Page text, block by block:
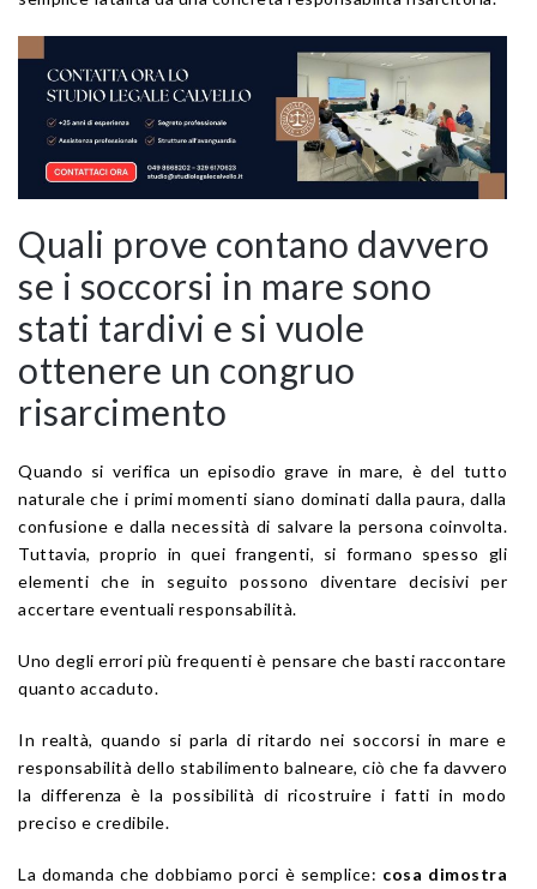
Quali prove contano davvero
se i soccorsi in mare sono
stati tardivi e si vuole
ottenere un congruo
risarcimento
Quando si verifica un episodio grave in mare, è del tutto
naturale che i primi momenti siano dominati dalla paura, dalla
confusione e dalla necessità di salvare la persona coinvolta.
Tuttavia, proprio in quei frangenti, si formano spesso gli
elementi che in seguito possono diventare decisivi per
accertare eventuali responsabilità.
Uno degli errori più frequenti è pensare che basti raccontare
quanto accaduto.
In realtà, quando si parla di ritardo nei soccorsi in mare e
responsabilità dello stabilimento balneare, ciò che fa davvero
la differenza è la possibilità di ricostruire i fatti in modo
preciso e credibile.
La domanda che dobbiamo porci è semplice: cosa dimostra